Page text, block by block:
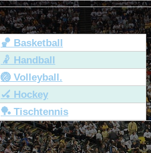
🏀 Basketball
🤾 Handball
🏐 Volleyball.
🏑 Hockey
🏓 Tischtennis